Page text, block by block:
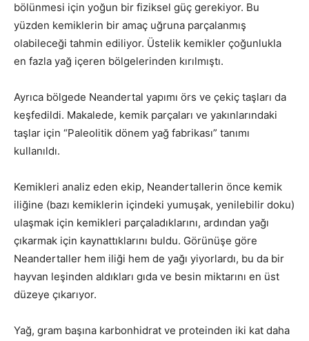
bölünmesi için yoğun bir fiziksel güç gerekiyor. Bu
yüzden kemiklerin bir amaç uğruna parçalanmış
olabileceği tahmin ediliyor. Üstelik kemikler çoğunlukla
en fazla yağ içeren bölgelerinden kırılmıştı.
Ayrıca bölgede Neandertal yapımı örs ve çekiç taşları da
keşfedildi. Makalede, kemik parçaları ve yakınlarındaki
taşlar için “Paleolitik dönem yağ fabrikası” tanımı
kullanıldı.
Kemikleri analiz eden ekip, Neandertallerin önce kemik
iliğine (bazı kemiklerin içindeki yumuşak, yenilebilir doku)
ulaşmak için kemikleri parçaladıklarını, ardından yağı
çıkarmak için kaynattıklarını buldu. Görünüşe göre
Neandertaller hem iliği hem de yağı yiyorlardı, bu da bir
hayvan leşinden aldıkları gıda ve besin miktarını en üst
düzeye çıkarıyor.
Yağ, gram başına karbonhidrat ve proteinden iki kat daha